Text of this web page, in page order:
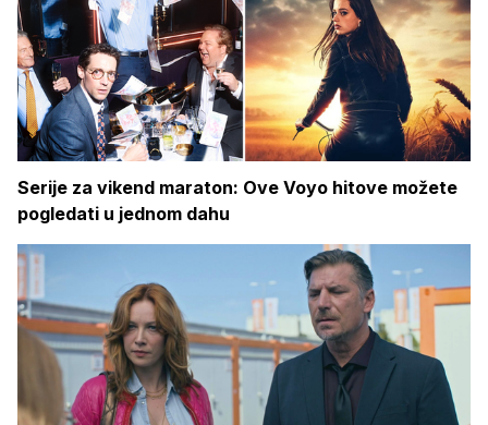
Serije za vikend maraton: Ove Voyo hitove možete
pogledati u jednom dahu